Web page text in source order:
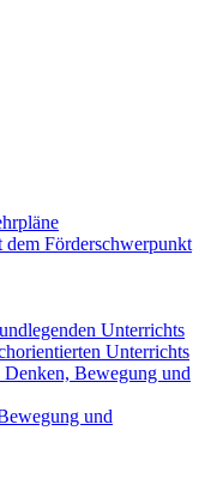
Förderschwerpunkt
Unterrichts
Unterrichts
Bewegung und
und